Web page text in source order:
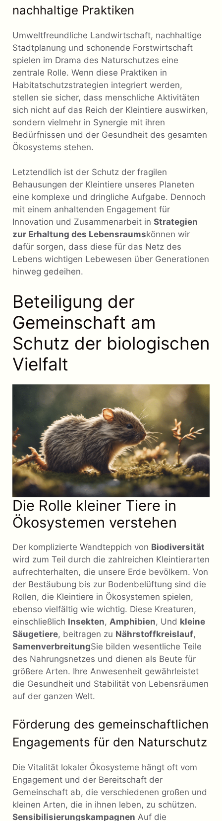
nachhaltige Praktiken
Umweltfreundliche Landwirtschaft, nachhaltige
Stadtplanung und schonende Forstwirtschaft
spielen im Drama des Naturschutzes eine
zentrale Rolle. Wenn diese Praktiken in
Habitatschutzstrategien integriert werden,
stellen sie sicher, dass menschliche Aktivitäten
sich nicht auf das Reich der Kleintiere auswirken,
sondern vielmehr in Synergie mit ihren
Bedürfnissen und der Gesundheit des gesamten
Ökosystems stehen.
Letztendlich ist der Schutz der fragilen
Behausungen der Kleintiere unseres Planeten
eine komplexe und dringliche Aufgabe. Dennoch
mit einem anhaltenden Engagement für
Innovation und Zusammenarbeit in Strategien
zur Erhaltung des Lebensraumskönnen wir
dafür sorgen, dass diese für das Netz des
Lebens wichtigen Lebewesen über Generationen
hinweg gedeihen.
Beteiligung der
Gemeinschaft am
Schutz der biologischen
Vielfalt
Die Rolle kleiner Tiere in
Ökosystemen verstehen
Der komplizierte Wandteppich von Biodiversität
wird zum Teil durch die zahlreichen Kleintierarten
aufrechterhalten, die unsere Erde bevölkern. Von
der Bestäubung bis zur Bodenbelüftung sind die
Rollen, die Kleintiere in Ökosystemen spielen,
ebenso vielfältig wie wichtig. Diese Kreaturen,
einschließlich Insekten, Amphibien, Und kleine
Säugetiere, beitragen zu Nährstoffkreislauf,
SamenverbreitungSie bilden wesentliche Teile
des Nahrungsnetzes und dienen als Beute für
größere Arten. Ihre Anwesenheit gewährleistet
die Gesundheit und Stabilität von Lebensräumen
auf der ganzen Welt.
Förderung des gemeinschaftlichen
Engagements für den Naturschutz
Die Vitalität lokaler Ökosysteme hängt oft vom
Engagement und der Bereitschaft der
Gemeinschaft ab, die verschiedenen großen und
kleinen Arten, die in ihnen leben, zu schützen.
Sensibilisierungskampagnen Auf die